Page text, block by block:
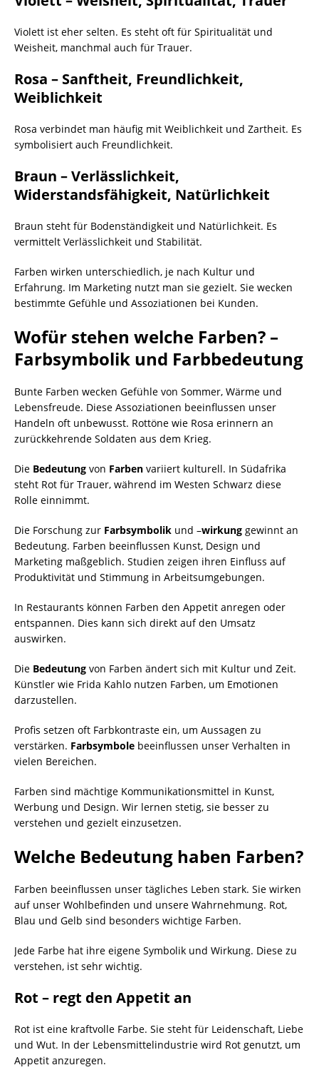
Violett ist eher selten. Es steht oft für Spiritualität und
Weisheit, manchmal auch für Trauer.
Rosa – Sanftheit, Freundlichkeit,
Weiblichkeit
Rosa verbindet man häufig mit Weiblichkeit und Zartheit. Es
symbolisiert auch Freundlichkeit.
Braun – Verlässlichkeit,
Widerstandsfähigkeit, Natürlichkeit
Braun steht für Bodenständigkeit und Natürlichkeit. Es
vermittelt Verlässlichkeit und Stabilität.
Farben wirken unterschiedlich, je nach Kultur und
Erfahrung. Im Marketing nutzt man sie gezielt. Sie wecken
bestimmte Gefühle und Assoziationen bei Kunden.
Wofür stehen welche Farben? –
Farbsymbolik und Farbbedeutung
Bunte Farben wecken Gefühle von Sommer, Wärme und
Lebensfreude. Diese Assoziationen beeinflussen unser
Handeln oft unbewusst. Rottöne wie Rosa erinnern an
zurückkehrende Soldaten aus dem Krieg.
Die Bedeutung von Farben variiert kulturell. In Südafrika
steht Rot für Trauer, während im Westen Schwarz diese
Rolle einnimmt.
Die Forschung zur Farbsymbolik und –wirkung gewinnt an
Bedeutung. Farben beeinflussen Kunst, Design und
Marketing maßgeblich. Studien zeigen ihren Einfluss auf
Produktivität und Stimmung in Arbeitsumgebungen.
In Restaurants können Farben den Appetit anregen oder
entspannen. Dies kann sich direkt auf den Umsatz
auswirken.
Die Bedeutung von Farben ändert sich mit Kultur und Zeit.
Künstler wie Frida Kahlo nutzen Farben, um Emotionen
darzustellen.
Profis setzen oft Farbkontraste ein, um Aussagen zu
verstärken. Farbsymbole beeinflussen unser Verhalten in
vielen Bereichen.
Farben sind mächtige Kommunikationsmittel in Kunst,
Werbung und Design. Wir lernen stetig, sie besser zu
verstehen und gezielt einzusetzen.
Welche Bedeutung haben Farben?
Farben beeinflussen unser tägliches Leben stark. Sie wirken
auf unser Wohlbefinden und unsere Wahrnehmung. Rot,
Blau und Gelb sind besonders wichtige Farben.
Jede Farbe hat ihre eigene Symbolik und Wirkung. Diese zu
verstehen, ist sehr wichtig.
Rot – regt den Appetit an
Rot ist eine kraftvolle Farbe. Sie steht für Leidenschaft, Liebe
und Wut. In der Lebensmittelindustrie wird Rot genutzt, um
Appetit anzuregen.